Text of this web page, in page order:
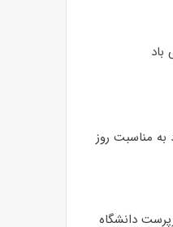
باد
به مناسبت روز
دانشگاه